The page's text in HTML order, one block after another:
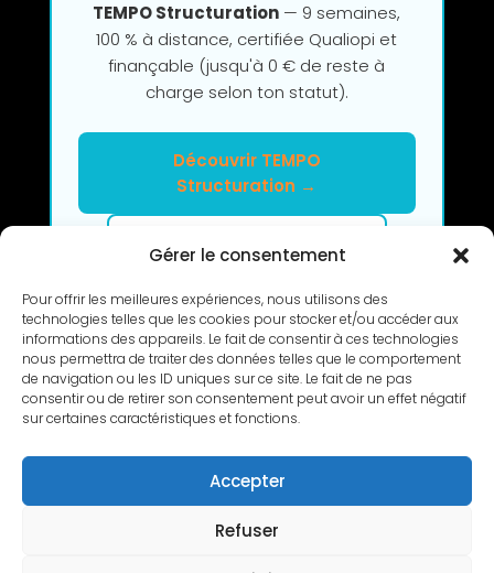
Gérer le consentement
Pour offrir les meilleures expériences, nous utilisons des
technologies telles que les cookies pour stocker et/ou accéder aux
informations des appareils. Le fait de consentir à ces technologies
nous permettra de traiter des données telles que le comportement
de navigation ou les ID uniques sur ce site. Le fait de ne pas
consentir ou de retirer son consentement peut avoir un effet négatif
sur certaines caractéristiques et fonctions.
Accepter
Refuser
TEMPO Structuration — 9 semaines,
100 % à distance, certifiée Qualiopi et
finançable (jusqu'à 0 € de reste à
charge selon ton statut).
Découvrir TEMPO
Structuration →
Clarifier mon projet en 2h
RETOUR